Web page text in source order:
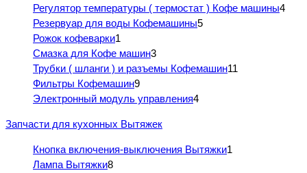
Регулятор температуры ( термостат ) Кофе машины4
Резервуар для воды Кофемашины5
Рожок кофеварки1
Смазка для Кофе машин3
Трубки ( шланги ) и разъемы Кофемашин11
Фильтры Кофемашин9
Электронный модуль управления4
Запчасти для кухонных Вытяжек
Кнопка включения-выключения Вытяжки1
Лампа Вытяжки8